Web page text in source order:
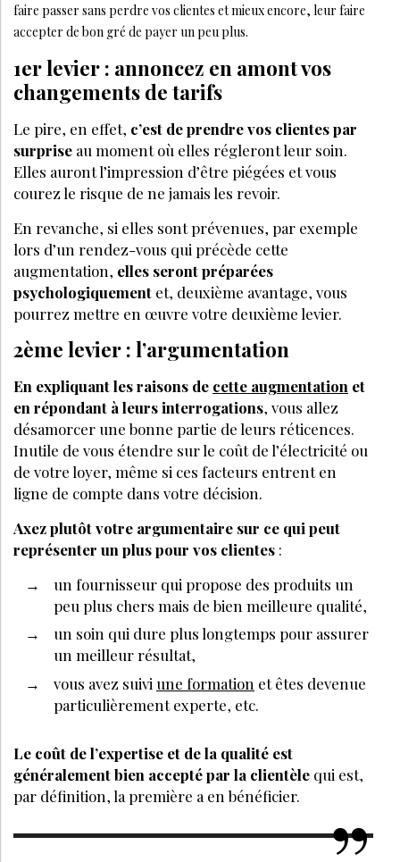
faire passer sans perdre vos clientes et mieux encore, leur faire
accepter de bon gré de payer un peu plus.
1er levier : annoncez en amont vos
changements de tarifs
Le pire, en effet, c’est de prendre vos clientes par
surprise au moment où elles régleront leur soin.
Elles auront l’impression d’être piégées et vous
courez le risque de ne jamais les revoir.
En revanche, si elles sont prévenues, par exemple
lors d’un rendez-vous qui précède cette
augmentation, elles seront préparées
psychologiquement et, deuxième avantage, vous
pourrez mettre en œuvre votre deuxième levier.
2ème levier : l’argumentation
En expliquant les raisons de cette augmentation et
en répondant à leurs interrogations, vous allez
désamorcer une bonne partie de leurs réticences.
Inutile de vous étendre sur le coût de l’électricité ou
de votre loyer, même si ces facteurs entrent en
ligne de compte dans votre décision.
Axez plutôt votre argumentaire sur ce qui peut
représenter un plus pour vos clientes :
un fournisseur qui propose des produits un
peu plus chers mais de bien meilleure qualité,
un soin qui dure plus longtemps pour assurer
un meilleur résultat,
vous avez suivi une formation et êtes devenue
particulièrement experte, etc.
Le coût de l’expertise et de la qualité est
généralement bien accepté par la clientèle qui est,
par définition, la première a en bénéficier.